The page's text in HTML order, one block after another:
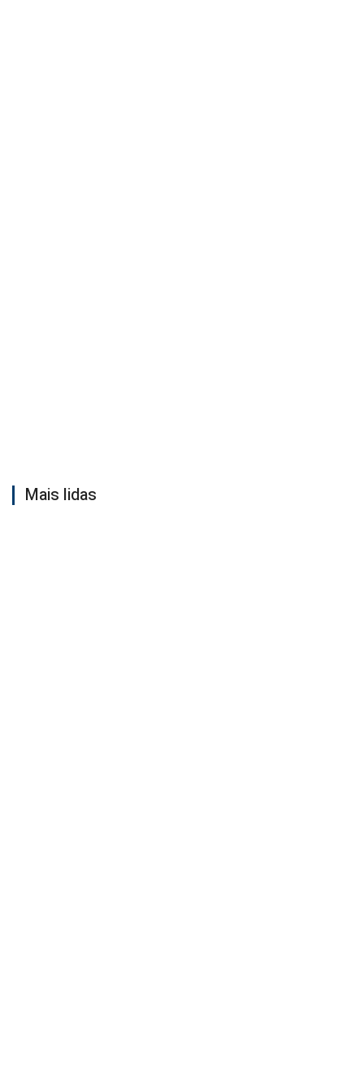
Mais lidas